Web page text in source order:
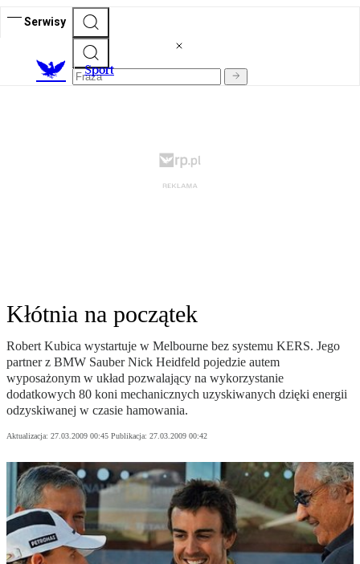
Serwisy
Sport
Kłótnia na początek
Robert Kubica wystartuje w Melbourne bez systemu KERS. Jego
partner z BMW Sauber Nick Heidfeld pojedzie autem
wyposażonym w układ pozwalający na wykorzystanie
dodatkowych 80 koni mechanicznych uzyskiwanych dzięki energii
odzyskiwanej w czasie hamowania.
Aktualizacja: 27.03.2009 00:45 Publikacja: 27.03.2009 00:42